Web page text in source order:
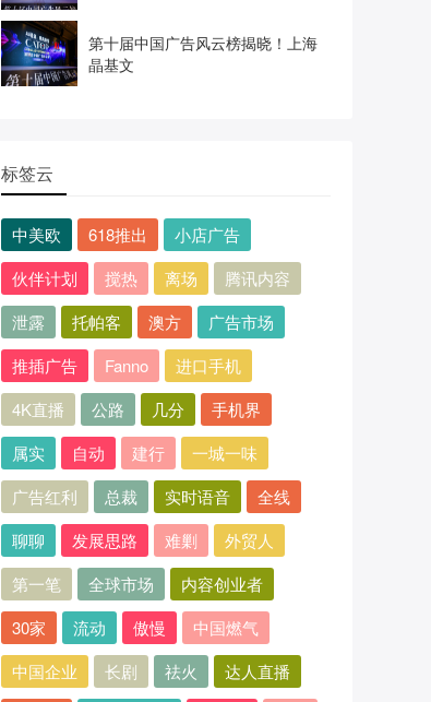
第十届中国广告风云榜揭晓！上海
晶基文
标签云
中美欧 618推出
小店广告
伙伴计划
搅热 离场
腾讯内容
泄露
托帕客 澳方
广告市场
推插广告
Fanno
进口手机
4K直播
公路 几分
手机界
属实
自动 建行
一城一味
广告红利
总裁 实时语音
全线
聊聊
发展思路 难剿
外贸人
第一笔
全球市场
内容创业者
30家
流动 傲慢
中国燃气
中国企业
长剧 祛火
达人直播